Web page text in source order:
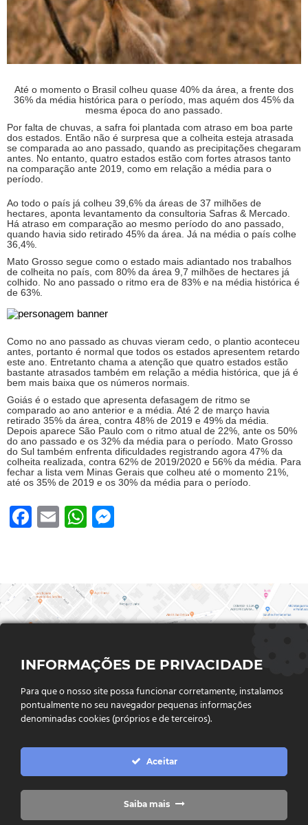
Até o momento o Brasil colheu quase 40% da área, a frente dos
36% da média histórica para o período, mas aquém dos 45% da
mesma época do ano passado.
Por falta de chuvas, a safra foi plantada com atraso em boa parte
dos estados. Então não é surpresa que a colheita esteja atrasada
se comparada ao ano passado, quando as precipitações chegaram
antes. No entanto, quatro estados estão com fortes atrasos tanto
na comparação ante 2019, como em relação a média para o
período.
Ao todo o país já colheu 39,6% da áreas de 37 milhões de
hectares, aponta levantamento da consultoria Safras & Mercado.
Há atraso em comparação ao mesmo período do ano passado,
quando havia sido retirado 45% da área. Já na média o país colhe
36,4%.
Mato Grosso segue como o estado mais adiantado nos trabalhos
de colheita no país, com 80% da área 9,7 milhões de hectares já
colhido. No ano passado o ritmo era de 83% e na média histórica é
de 63%.
Como no ano passado as chuvas vieram cedo, o plantio aconteceu
antes, portanto é normal que todos os estados apresentem retardo
este ano. Entretanto chama a atenção que quatro estados estão
bastante atrasados também em relação a média histórica, que já é
bem mais baixa que os números normais.
Goiás é o estado que apresenta defasagem de ritmo se
comparado ao ano anterior e a média. Até 2 de março havia
retirado 35% da área, contra 48% de 2019 e 49% da média.
Depois aparece São Paulo com o ritmo atual de 22%, ante os 50%
do ano passado e os 32% da média para o período. Mato Grosso
do Sul também enfrenta dificuldades registrando agora 47% da
colheita realizada, contra 62% de 2019/2020 e 56% da média. Para
fechar a lista vem Minas Gerais que colheu até o momento 21%,
até os 35% de 2019 e os 30% da média para o período.
Facebook
EmailWhatsApp
FALE CONOSCO
Endereço:Rua Said Abdalla, Nº 310, Jardim Rio Claro. CEP
75802-035, Jataí - GO
(64) 3632 - 2070
INFORMAÇÕES DE PRIVACIDADE
Para que o nosso site possa funcionar corretamente, instalamos
pontualmente no seu navegador pequenas informações
denominadas cookies (próprios e de terceiros).
Aceitar
Saiba mais